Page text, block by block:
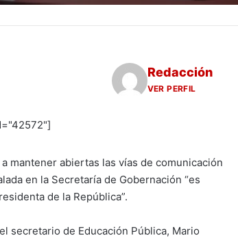
Redacción
VER PERFIL
mantener abiertas las vías de comunicación
en la Secretaría de Gobernación “es
de la República”.
secretario de Educación Pública, Mario